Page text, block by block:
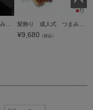
¥9,680 （税込）
ペー
ジト